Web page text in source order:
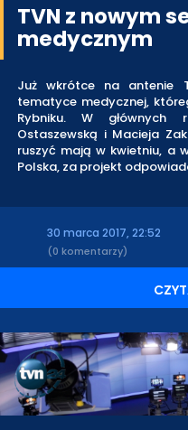
TVN z nowym
medycznym
Już wkrótce na antenie
tematyce medycznej,
Rybniku. W głównych
Ostaszewską i Macieja
ruszyć mają w kwietniu, a
Polska, za projekt
30 marca 2017, 22:52
(0 komentarzy)